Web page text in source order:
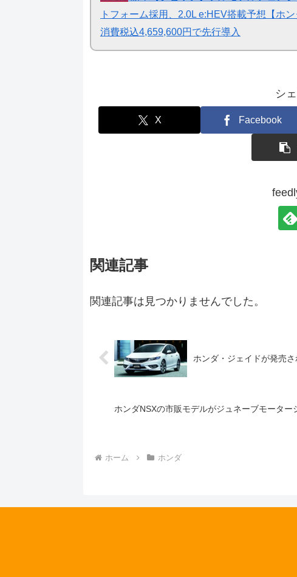
トフォーム採用、2.0L e:HEV搭載予想【ホ
消費税込4,659,600円で先行導入
シ
X Facebook
関連記事
関連記事は見つかりませんでした。
ホンダ・ジェイドが発売
ホンダNSXの市販モデルがジュネーブモータ
ホーム ホンダ